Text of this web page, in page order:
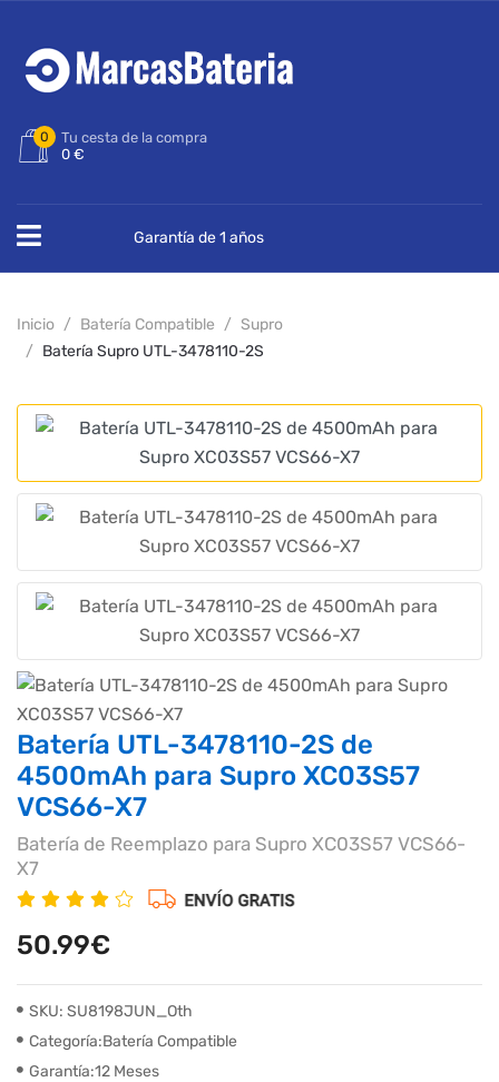
0
Tu cesta de la compra
0 €
Garantía de 1 años
Inicio Batería Compatible
Supro
Batería Supro UTL-3478110-2S
Batería UTL-3478110-2S de
4500mAh para Supro XC03S57
VCS66-X7
Batería de Reemplazo para Supro XC03S57 VCS66-
X7
50.99€
SKU: SU8198JUN_Oth
Categoría:Batería Compatible
Garantía:12 Meses